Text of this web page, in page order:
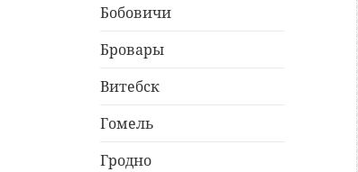
Бобовичи
Бровары
Витебск
Гомель
Гродно